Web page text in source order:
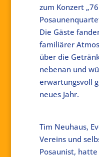
zum Konzert
Die Gäste
familiärer
über die
nebenan und
erwartungsvoll
neues Jahr.
Tim Neuhaus,
Vereins und
Posaunist,